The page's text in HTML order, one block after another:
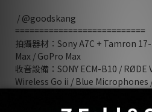
/ @goodskang
===========================
拍攝器材：Sony A7C + Tamron
Max / GoPro Max
收音設備：SONY ECM-B10 /
Wireless Go ii / Blue Microphones /